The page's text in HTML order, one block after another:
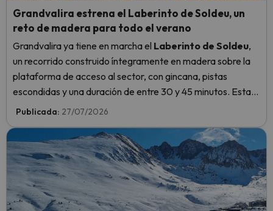
Grandvalira estrena el Laberinto de Soldeu, un
reto de madera para todo el verano
Grandvalira ya tiene en marcha el Laberinto de Soldeu,
un recorrido construido íntegramente en madera sobre la
plataforma de acceso al sector, con gincana, pistas
escondidas y una duración de entre 30 y 45 minutos. Estará
abierto
hasta el 13 de septiembre
Publicada: 27/07/2026